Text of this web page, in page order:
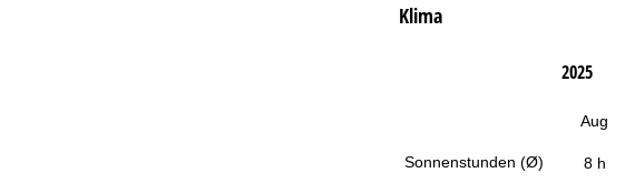
Klima
Sonnenstunden (Ø)
2025
Aug
8 h